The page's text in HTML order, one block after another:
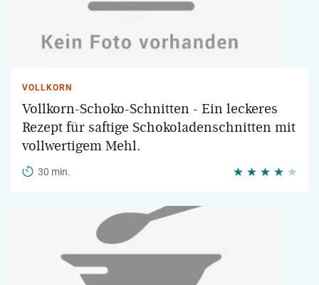
VOLLKORN
Vollkorn-Schoko-Schnitten - Ein leckeres
Rezept für saftige Schokoladenschnitten mit
vollwertigem Mehl.
30 min.